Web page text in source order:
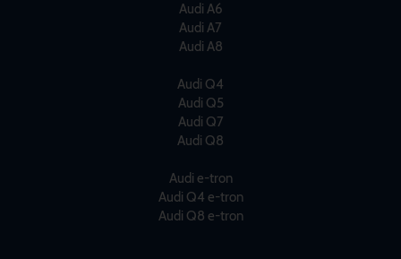
Audi A6
Audi A7
Audi A8
Audi Q4
Audi Q5
Audi Q7
Audi Q8
Audi e-tron
Audi Q4 e-tron
Audi Q8 e-tron